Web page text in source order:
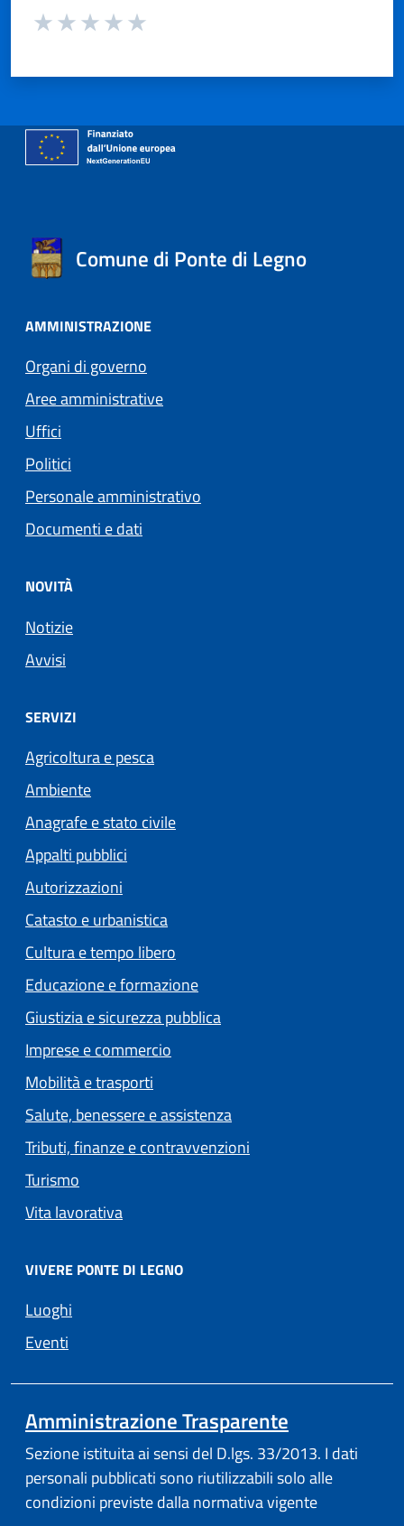
Valuta da 1 a 5 stelle la pagina
Comune di Ponte di Legno
AMMINISTRAZIONE
Organi di governo
Aree amministrative
Uffici
Politici
Personale amministrativo
Documenti e dati
NOVITÀ
Notizie
Avvisi
SERVIZI
Agricoltura e pesca
Ambiente
Anagrafe e stato civile
Appalti pubblici
Autorizzazioni
Catasto e urbanistica
Cultura e tempo libero
Educazione e formazione
Giustizia e sicurezza pubblica
Imprese e commercio
Mobilità e trasporti
Salute, benessere e assistenza
Tributi, finanze e contravvenzioni
Turismo
Vita lavorativa
VIVERE PONTE DI LEGNO
Luoghi
Eventi
Amministrazione Trasparente
Sezione istituita ai sensi del D.lgs. 33/2013. I dati
personali pubblicati sono riutilizzabili solo alle
condizioni previste dalla normativa vigente